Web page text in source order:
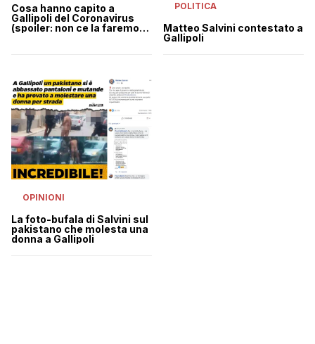
Cosa hanno capito a
Gallipoli del Coronavirus
(spoiler: non ce la faremo
POLITICA
Matteo Salvini contestato a
Gallipoli
OPINIONI
La foto-bufala di Salvini sul
pakistano che molesta una
donna a Gallipoli